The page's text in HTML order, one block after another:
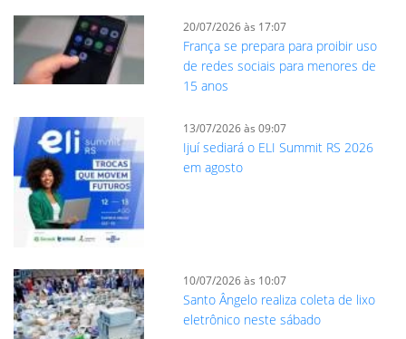
20/07/2026 às 17:07
França se prepara para proibir uso
de redes sociais para menores de
15 anos
13/07/2026 às 09:07
Ijuí sediará o ELI Summit RS 2026
em agosto
10/07/2026 às 10:07
Santo Ângelo realiza coleta de lixo
eletrônico neste sábado